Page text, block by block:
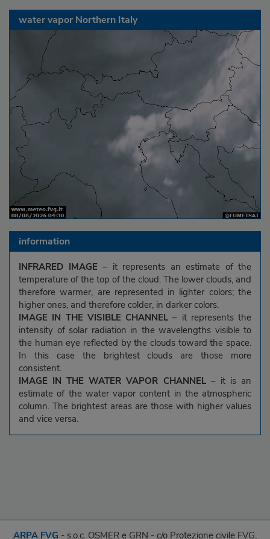
water vapor Northern Italy
information
INFRARED IMAGE – it represents an estimate of the
temperature of the top of the cloud. The lower clouds, and
therefore warmer, are represented in lighter colors; the
higher ones, and therefore colder, in darker colors.
IMAGE IN THE VISIBLE CHANNEL – it represents the
intensity of solar radiation in the wavelengths visible to
the human eye reflected by the clouds toward the space.
In this case the brightest clouds are those more
consistent.
IMAGE IN THE WATER VAPOR CHANNEL– it is an
estimate of the water vapor content in the atmospheric
column. The brightest areas are those with higher values
and vice versa.
ARPA FVG - s.o.c. OSMER e GRN - c/o Protezione civile FVG,